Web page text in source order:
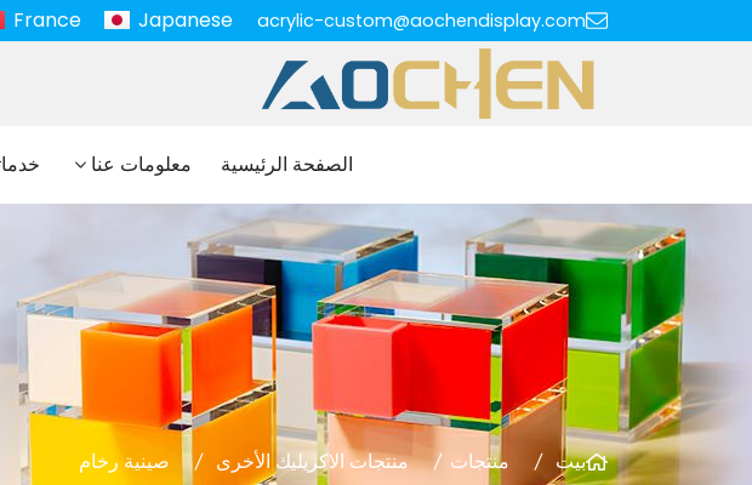
acrylic-custom@aochendisplay.com
France Japanese
الصفحة الرئيسية معلومات عنا
بيت منتجات منتجات الاكريليك الأخرى صينية رخام